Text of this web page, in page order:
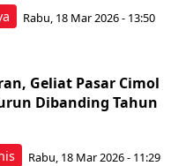
Rabu, 18 Mar 2026 - 13:50
Geliat Pasar Cimol
Dibanding Tahun
Rabu, 18 Mar 2026 - 11:29